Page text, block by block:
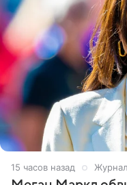
15 часов назад